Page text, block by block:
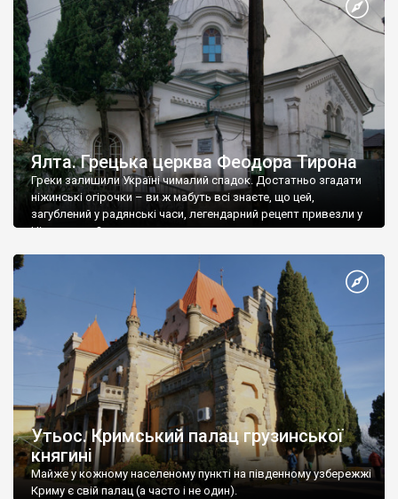
Ялта. Грецька церква Феодора Тирона
Греки залишили Україні чималий спадок. Достатньо згадати
ніжинські огірочки – ви ж мабуть всі знаєте, що цей,
загублений у радянські часи, легендарний рецепт привезли у
Ніжин греки?
Утьос. Кримський палац грузинської
княгині
Майже у кожному населеному пункті на південному узбережжі
Криму є свій палац (а часто і не один).